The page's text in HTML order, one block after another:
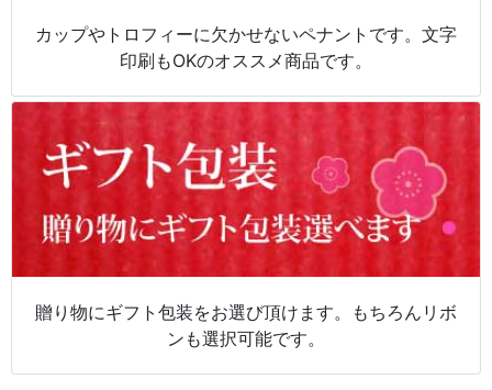
カップやトロフィーに欠かせないペナントです。文字
印刷もOKのオススメ商品です。
贈り物にギフト包装をお選び頂けます。もちろんリボ
ンも選択可能です。